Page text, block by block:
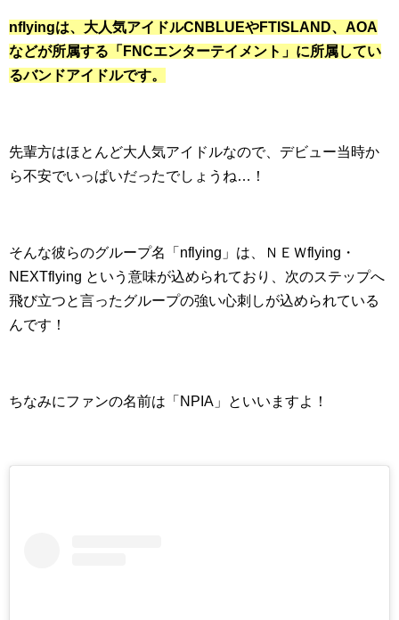
nflyingは、大人気アイドルCNBLUEやFTISLAND、AOA
などが所属する「FNCエンターテイメント」に所属してい
るバンドアイドルです。
先輩方はほとんど大人気アイドルなので、デビュー当時か
ら不安でいっぱいだったでしょうね…！
そんな彼らのグループ名「nflying」は、ＮＥＷflying・
NEXTflying という意味が込められており、次のステップへ
飛び立つと言ったグループの強い心刺しが込められている
んです！
ちなみにファンの名前は「NPIA」といいますよ！